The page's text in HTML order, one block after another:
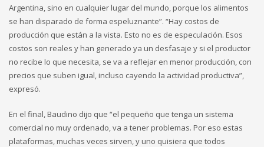
Argentina, sino en cualquier lugar del mundo, porque los alimentos
se han disparado de forma espeluznante”. “Hay costos de
producción que están a la vista. Esto no es de especulación. Esos
costos son reales y han generado ya un desfasaje y si el productor
no recibe lo que necesita, se va a reflejar en menor producción, con
precios que suben igual, incluso cayendo la actividad productiva”,
expresó.
En el final, Baudino dijo que “el pequeño que tenga un sistema
comercial no muy ordenado, va a tener problemas. Por eso estas
plataformas, muchas veces sirven, y uno quisiera que todos